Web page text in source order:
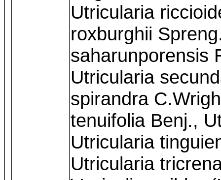
Utricularia
roxburghii
saharunporensis
Utricularia
spirandra
tenuifolia Benj.,
Utricularia
Utricularia